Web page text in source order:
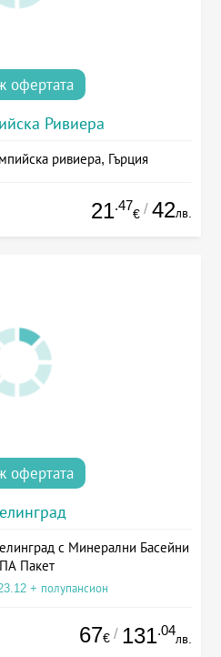
офертата
Ривиера
ривиера, Гърция
21.47
€ / 42лв.
офертата
с Минерални Басейни
Пакет
+ полупансион
67€ / 131.04
лв.